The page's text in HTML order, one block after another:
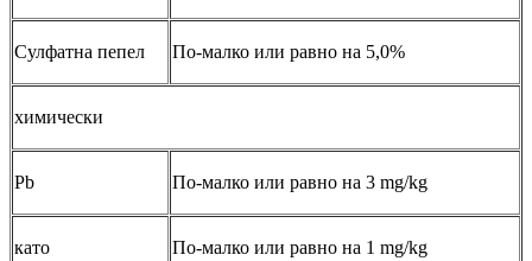
Сулфатна пепел По-малко или равно на 5,0%
химически
Pb По-малко или равно на 3 mg/kg
като По-малко или равно на 1 mg/kg